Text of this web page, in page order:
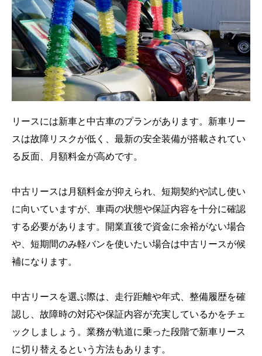
リースには新車と中古車のプランがあります。新車リー
スは故障リスクが低く、最新の安全装備が搭載されてい
る反面、月額料金が高めです。
中古リースは月額料金が抑えられ、短期契約や試し使い
に向いていますが、車両の状態や保証内容を十分に確認
する必要があります。開業直後で資金に余裕がない場合
や、短期間のみ軽バンを使いたい場合は中古リースが候
補になります。
中古リースを選ぶ際は、走行距離や年式、整備履歴を確
認し、故障時の対応や保証内容が充実しているかをチェ
ックしましょう。業務が軌道に乗った段階で新車リース
に切り替えるという方法もあります。